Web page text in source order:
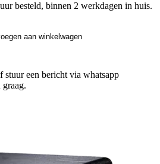
besteld, binnen 2 werkdagen in huis.
aan winkelwagen
stuur een bericht via whatsapp
graag.